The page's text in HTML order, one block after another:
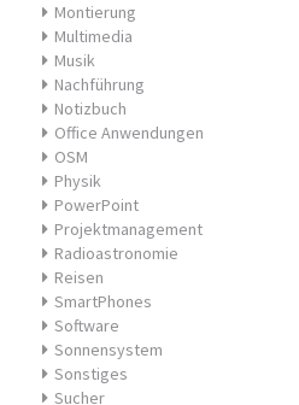
Montierung
Multimedia
Musik
Nachführung
Notizbuch
Office Anwendungen
OSM
Physik
PowerPoint
Projektmanagement
Radioastronomie
Reisen
SmartPhones
Software
Sonnensystem
Sonstiges
Sucher